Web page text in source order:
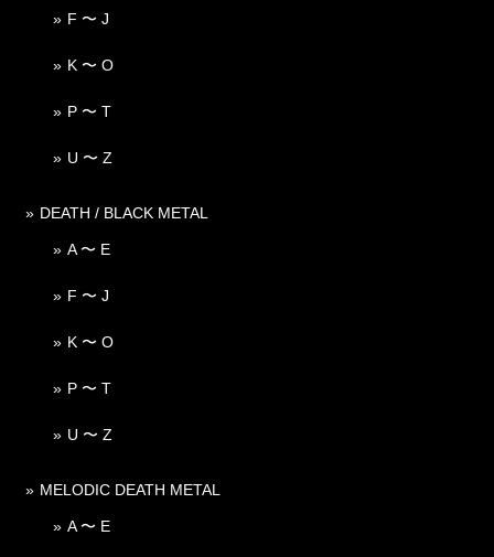
F 〜 J
K 〜 O
P 〜 T
U 〜 Z
DEATH / BLACK METAL
A 〜 E
F 〜 J
K 〜 O
P 〜 T
U 〜 Z
MELODIC DEATH METAL
A 〜 E